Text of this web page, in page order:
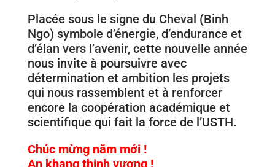
Placée sous le signe du Cheval (Binh
Ngo) symbole d’énergie, d’endurance et
d’élan vers l’avenir, cette nouvelle année
nous invite à poursuivre avec
détermination et ambition les projets
qui nous rassemblent et à renforcer
encore la coopération académique et
scientifique qui fait la force de l’USTH.
Chúc mừng năm mới !
An khang thịnh vượng !